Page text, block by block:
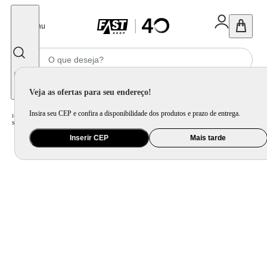
Menu
Veja as ofertas para seu endereço!
Insira seu CEP e confira a disponibilidade dos produtos e prazo de entrega.
Inserir CEP Mais tarde
Home Saúde e Beleza / Cuidado Pessoal / Secador de Cabelo /
Secador de Cabelos Britânia BSC2050 Motor Profissional 2000W